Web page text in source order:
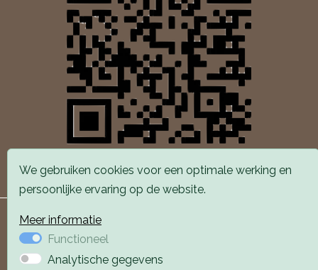
QR-Code online reserveren
We gebruiken cookies voor een optimale werking en
persoonlijke ervaring op de website.
Meer informatie
Functioneel
Analytische gegevens